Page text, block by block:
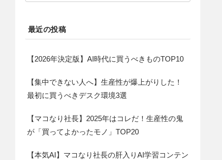
最近の投稿
【2026年決定版】AI時代に買うべきものTOP10
【集中できない人へ】生産性が爆上がりした！
最初に買うべきデスク環境3選
【マコなり社長】2025年はコレだ！生産性の鬼
が「買ってよかったモノ」TOP20
【本気AI】マコなり社長の肝入りAI学習コンテン